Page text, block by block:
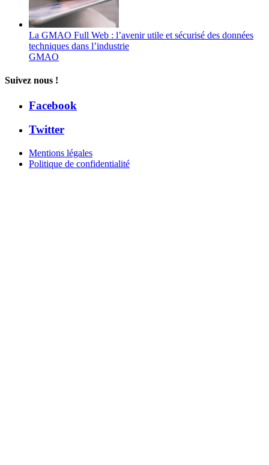
La GMAO Full Web : l’avenir utile et sécurisé des données
techniques dans l’industrie
GMAO
Suivez nous !
Facebook
Twitter
Mentions légales
Politique de confidentialité